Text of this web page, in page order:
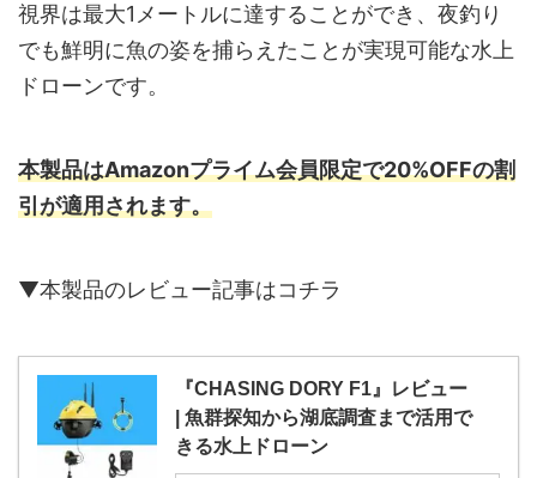
視界は最大1メートルに達することができ、夜釣り
でも鮮明に魚の姿を捕らえたことが実現可能な水上
ドローンです。
本製品はAmazonプライム会員限定で20%OFFの割
引が適用されます。
▼本製品のレビュー記事はコチラ
『CHASING DORY F1』レビュー
| 魚群探知から湖底調査まで活用で
きる水上ドローン